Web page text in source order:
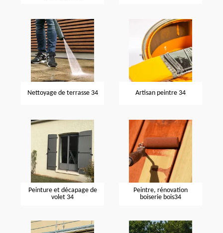
Nettoyage de terrasse 34 Artisan peintre 34
Peinture et décapage de
volet 34
Peintre, rénovation
boiserie bois34